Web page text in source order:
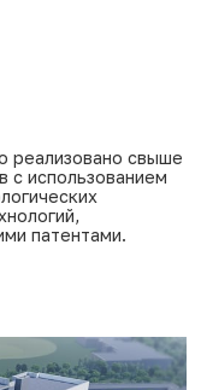
реализовано свыше
с использованием
патентами.